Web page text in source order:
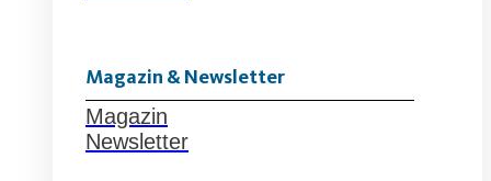
Magazin & Newsletter
Magazin
Newsletter